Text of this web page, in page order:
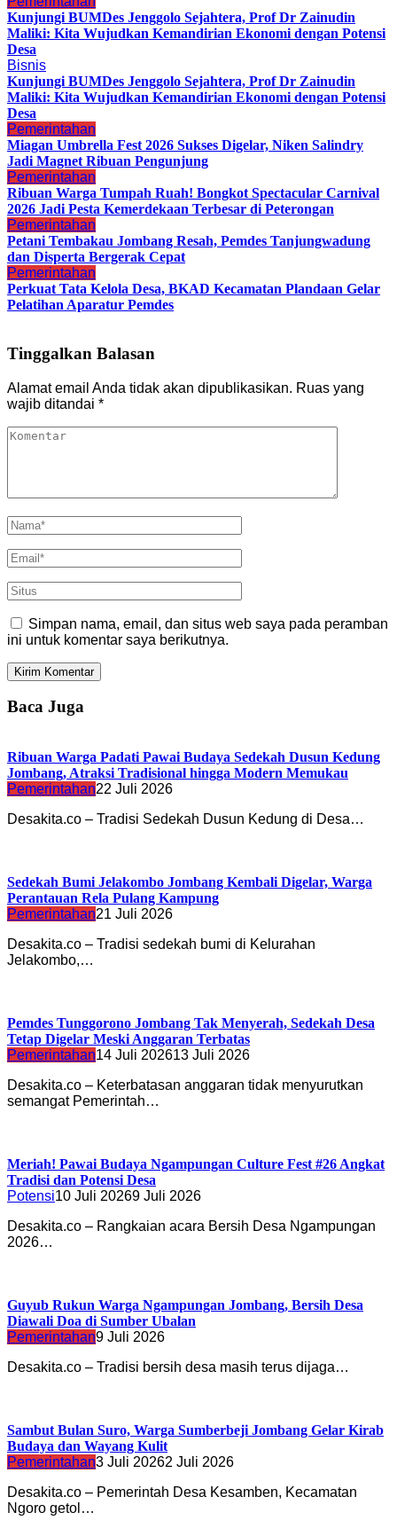
Kunjungi BUMDes Jenggolo Sejahtera, Prof Dr Zainudin
Maliki: Kita Wujudkan Kemandirian Ekonomi dengan Potensi
Desa
Bisnis
Kunjungi BUMDes Jenggolo Sejahtera, Prof Dr Zainudin
Maliki: Kita Wujudkan Kemandirian Ekonomi dengan Potensi
Desa
Pemerintahan
Miagan Umbrella Fest 2026 Sukses Digelar, Niken Salindry
Jadi Magnet Ribuan Pengunjung
Pemerintahan
Ribuan Warga Tumpah Ruah! Bongkot Spectacular Carnival
2026 Jadi Pesta Kemerdekaan Terbesar di Peterongan
Pemerintahan
Petani Tembakau Jombang Resah, Pemdes Tanjungwadung
dan Disperta Bergerak Cepat
Pemerintahan
Perkuat Tata Kelola Desa, BKAD Kecamatan Plandaan Gelar
Pelatihan Aparatur Pemdes
Tinggalkan Balasan
Alamat email Anda tidak akan dipublikasikan. Ruas yang
wajib ditandai *
Simpan nama, email, dan situs web saya pada peramban
ini untuk komentar saya berikutnya.
Baca Juga
Ribuan Warga Padati Pawai Budaya Sedekah Dusun Kedung
Jombang, Atraksi Tradisional hingga Modern Memukau
Pemerintahan22 Juli 2026
Desakita.co – Tradisi Sedekah Dusun Kedung di Desa…
Sedekah Bumi Jelakombo Jombang Kembali Digelar, Warga
Perantauan Rela Pulang Kampung
Pemerintahan21 Juli 2026
Desakita.co – Tradisi sedekah bumi di Kelurahan
Jelakombo,…
Pemdes Tunggorono Jombang Tak Menyerah, Sedekah Desa
Tetap Digelar Meski Anggaran Terbatas
Pemerintahan14 Juli 202613 Juli 2026
Desakita.co – Keterbatasan anggaran tidak menyurutkan
semangat Pemerintah…
Meriah! Pawai Budaya Ngampungan Culture Fest #26 Angkat
Tradisi dan Potensi Desa
Potensi10 Juli 20269 Juli 2026
Desakita.co – Rangkaian acara Bersih Desa Ngampungan
2026…
Guyub Rukun Warga Ngampungan Jombang, Bersih Desa
Diawali Doa di Sumber Ubalan
Pemerintahan9 Juli 2026
Desakita.co – Tradisi bersih desa masih terus dijaga…
Sambut Bulan Suro, Warga Sumberbeji Jombang Gelar Kirab
Budaya dan Wayang Kulit
Pemerintahan3 Juli 20262 Juli 2026
Desakita.co – Pemerintah Desa Kesamben, Kecamatan
Ngoro getol…